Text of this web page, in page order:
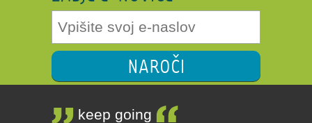
NAROČI
keep going